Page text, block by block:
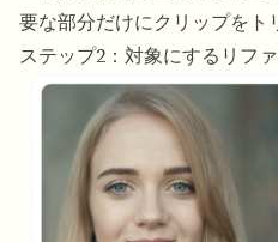
要な部分だけにクリップをト
ステップ2：対象にするリフ